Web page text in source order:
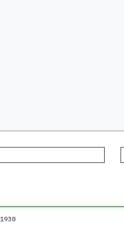
1930